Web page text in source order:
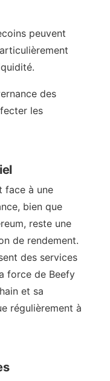
peuvent
des
les
face à une
bien que
reste une
de rendement.
des services
force de Beefy
et sa
régulièrement à